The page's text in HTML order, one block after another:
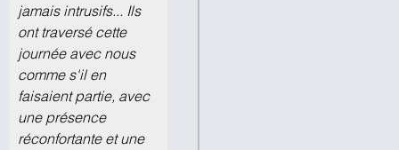
jamais intrusifs... Ils
ont traversé cette
journée avec nous
comme s'il en
faisaient partie, avec
une présence
réconfortante et une